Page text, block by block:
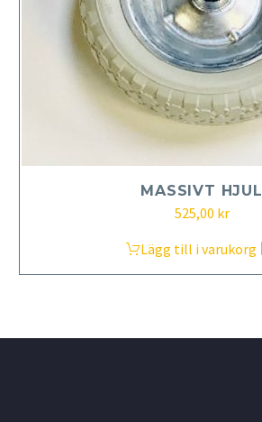
MASSIVT HJUL
525,00 kr
Lägg till i varukorg